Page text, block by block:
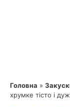
Головна »
хрумке тісто і